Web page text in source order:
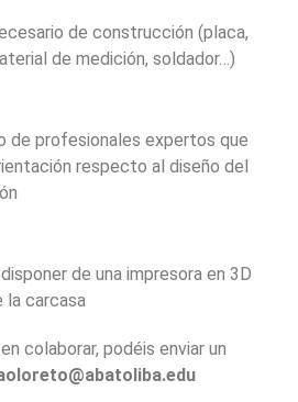
de construcción (placa,
de medición, soldador…)
de profesionales expertos que
respecto al diseño del
de una impresora en 3D
la carcasa
colaborar, podéis enviar un